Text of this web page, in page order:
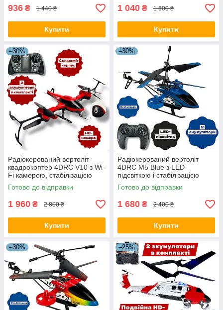
936 ₴ 1 440 ₴
Купити
1 040 ₴ 1 600 ₴
Купити
–30%
Радіокерований вертоліт-
квадрокоптер 4DRC V10 з Wi-
Fi камерою, стабілізацією
висоти та LED-підсвіткою
Готово до відправки
1 960 ₴ 2 800 ₴
Купити
–30%
Радіокерований вертоліт
4DRC M5 Blue з LED-
підсвіткою і стабілізацією
Готово до відправки
1 680 ₴ 2 400 ₴
Купити
–30% –25%